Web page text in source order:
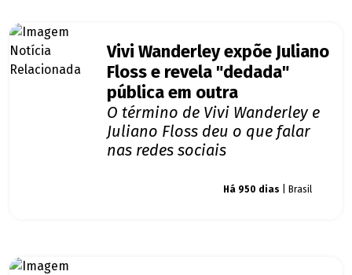
Vivi Wanderley expõe Juliano
Floss e revela "dedada"
pública em outra
O término de Vivi Wanderley e
Juliano Floss deu o que falar
nas redes sociais
Há 950 dias | Brasil